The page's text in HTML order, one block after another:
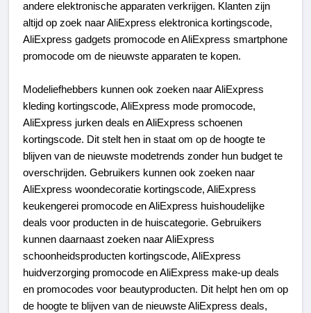
andere elektronische apparaten verkrijgen. Klanten zijn
altijd op zoek naar AliExpress elektronica kortingscode,
AliExpress gadgets promocode en AliExpress smartphone
promocode om de nieuwste apparaten te kopen.
Modeliefhebbers kunnen ook zoeken naar AliExpress
kleding kortingscode, AliExpress mode promocode,
AliExpress jurken deals en AliExpress schoenen
kortingscode. Dit stelt hen in staat om op de hoogte te
blijven van de nieuwste modetrends zonder hun budget te
overschrijden. Gebruikers kunnen ook zoeken naar
AliExpress woondecoratie kortingscode, AliExpress
keukengerei promocode en AliExpress huishoudelijke
deals voor producten in de huiscategorie. Gebruikers
kunnen daarnaast zoeken naar AliExpress
schoonheidsproducten kortingscode, AliExpress
huidverzorging promocode en AliExpress make-up deals
en promocodes voor beautyproducten. Dit helpt hen om op
de hoogte te blijven van de nieuwste AliExpress deals,